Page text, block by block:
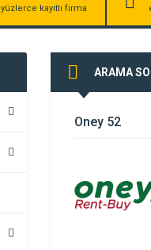
yüzlerce kayıtlı firma
ARAMA
Oney 52